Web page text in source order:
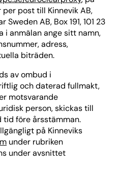
post till Kinnevik AB,
AB, Box 191, 101 23
i anmälan ange sitt namn,
adress,
biträden.
av ombud i
och daterad fullmakt,
motsvarande
person, skickas till
tid före årsstämman.
på Kinneviks
under rubriken
under avsnittet